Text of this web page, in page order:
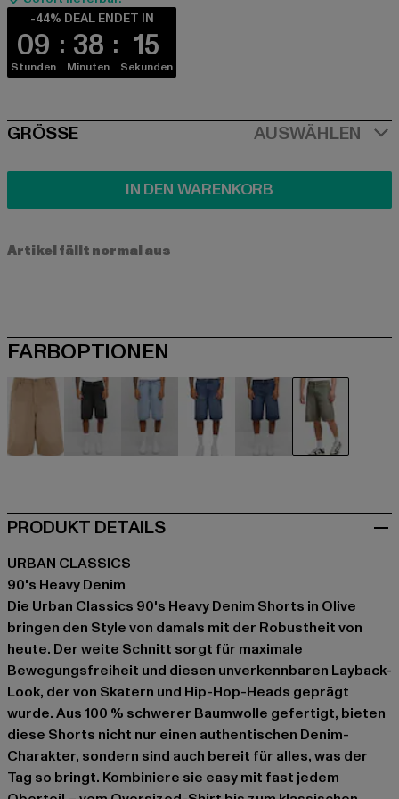
-44% DEAL ENDET IN
09
Stunden
38
Minuten
14
Sekunden
SIZE
GRÖSSE AUSWÄHLEN
IN DEN WARENKORB
Artikel fällt normal aus
FARBOPTIONEN
PRODUKT DETAILS
URBAN CLASSICS
90's Heavy Denim
Die Urban Classics 90's Heavy Denim Shorts in Olive
bringen den Style von damals mit der Robustheit von
heute. Der weite Schnitt sorgt für maximale
Bewegungsfreiheit und diesen unverkennbaren Layback-
Look, der von Skatern und Hip-Hop-Heads geprägt
wurde. Aus 100 % schwerer Baumwolle gefertigt, bieten
diese Shorts nicht nur einen authentischen Denim-
Charakter, sondern sind auch bereit für alles, was der
Tag so bringt. Kombiniere sie easy mit fast jedem